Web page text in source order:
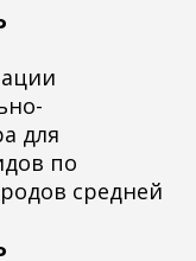
для
по
средней